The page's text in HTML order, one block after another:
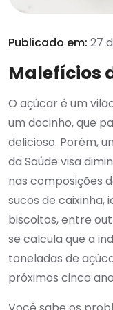
Publicado em: 27
Malefícios
O açúcar é um
um docinho, que
delicioso. Porém,
da Saúde visa
nas composições
sucos de caixinha,
biscoitos, entre
se calcula que a
toneladas de
próximos cinco